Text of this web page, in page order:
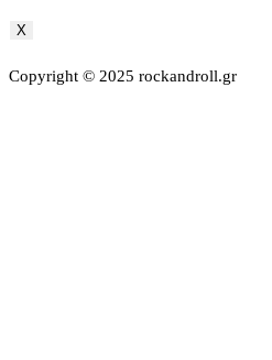
X
Copyright © 2025 rockandroll.gr